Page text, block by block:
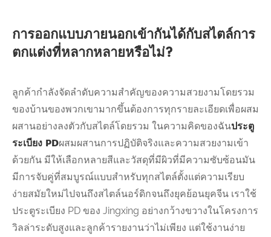
การออกแบบภายนอกเข้ากันได้กับสไตล์การ
ตกแต่งที่หลากหลายหรือไม่?
ลูกค้ากำลังจัดลำดับความสำคัญของความสวยงามโดยรวม
ของบ้านของพวกเขามากขึ้นต้องการทุกรายละเอียดเพื่อผสม
ผสานอย่างลงตัวกับสไตล์โดยรวม ในความคิดของฉันประตู
ระเบียง PDผสมผสานการปฏิบัติจริงและความสวยงามเข้า
ด้วยกัน มีให้เลือกหลายสีและวัสดุที่มีผิวที่มีความซับซ้อนมัน
มีการจับคู่ที่สมบูรณ์แบบสำหรับทุกสไตล์ตั้งแต่ความเรียบ
ง่ายสมัยใหม่ไปจนถึงสไตล์นอร์ดิกจนถึงยุคย้อนยุคจีน เราใช้
ประตูระเบียง PD ของ Jingxing อย่างกว้างขวางในโครงการ
วิลล่าระดับสูงและลูกค้ารายงานว่าไม่เพียง แต่ใช้งานง่าย